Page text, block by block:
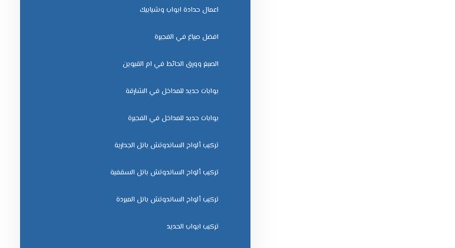
اعمال حدادة ابواب وشبابيك
افضل صباغ في الفجيرة
الصبغ وورق الحائط في ام القيوين
بوابات حديد للمداخل في الشارقة
بوابات حديد للمداخل في الفجيرة
تركيب ألواح الساندوتش بانل الجدارية
تركيب ألواح الساندوتش بانل السقفية
تركيب ألواح الساندوتش بانل المبردة
تركيب ابواب الحديد